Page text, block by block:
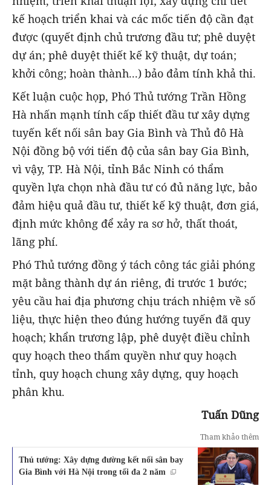
kế hoạch triển khai và các mốc tiến độ cần đạt
được (quyết định chủ trương đầu tư; phê duyệt
dự án; phê duyệt thiết kế kỹ thuật, dự toán;
khởi công; hoàn thành...) bảo đảm tính khả thi.
Kết luận cuộc họp, Phó Thủ tướng Trần Hồng
Hà nhấn mạnh tính cấp thiết đầu tư xây dựng
tuyến kết nối sân bay Gia Bình và Thủ đô Hà
Nội đồng bộ với tiến độ của sân bay Gia Bình,
vì vậy, TP. Hà Nội, tỉnh Bắc Ninh có thẩm
quyền lựa chọn nhà đầu tư có đủ năng lực, bảo
đảm hiệu quả đầu tư, thiết kế kỹ thuật, đơn giá,
định mức không để xảy ra sơ hở, thất thoát,
lãng phí.
Phó Thủ tướng đồng ý tách công tác giải phóng
mặt bằng thành dự án riêng, đi trước 1 bước;
yêu cầu hai địa phương chịu trách nhiệm về số
liệu, thực hiện theo đúng hướng tuyến đã quy
hoạch; khẩn trương lập, phê duyệt điều chỉnh
quy hoạch theo thẩm quyền như quy hoạch
tỉnh, quy hoạch chung xây dựng, quy hoạch
phân khu.
Tuấn Dũng
Tham khảo thêm
Thủ tướng: Xây dựng đường kết nối sân bay
Gia Bình với Hà Nội trong tối đa 2 năm